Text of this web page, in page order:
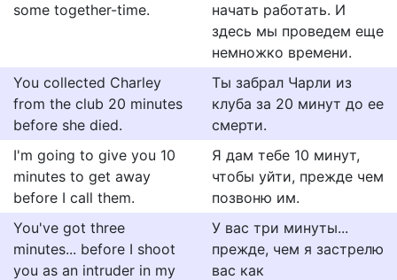
some together-time.
начать работать. И
здесь мы проведем еще
немножко времени.
You collected Charley
from the club 20 minutes
before she died.
Ты забрал Чарли из
клуба за 20 минут до ее
смерти.
I'm going to give you 10
minutes to get away
before I call them.
Я дам тебе 10 минут,
чтобы уйти, прежде чем
позвоню им.
You've got three
minutes... before I shoot
you as an intruder in my
У вас три минуты...
прежде, чем я застрелю
вас как